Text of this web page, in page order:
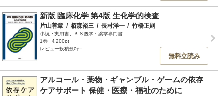
新版 臨床化学 第4版 生化学的検査
片山善章 / 栢森裕三 / 長村洋一 / 竹橋正則
小説・実用書、ＫＳ医学・薬学専門書
1巻
4,200pt
レビュー投稿数0件
無料立読み
アルコール・薬物・ギャンブル・ゲームの依存
ケアサポート 保健・医療・福祉のために